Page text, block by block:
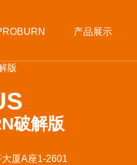
版
产品展示
破解版
厦A座1-2601